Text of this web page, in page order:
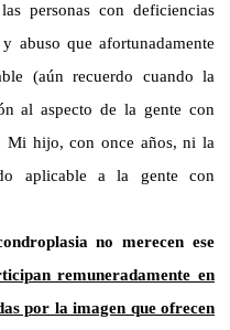
personas con deficiencias
abuso que afortunadamente
(aún recuerdo cuando la
al aspecto de la gente con
Mi hijo, con once años, ni la
aplicable a la gente con
no merecen ese
remuneradamente en
por la imagen que ofrecen